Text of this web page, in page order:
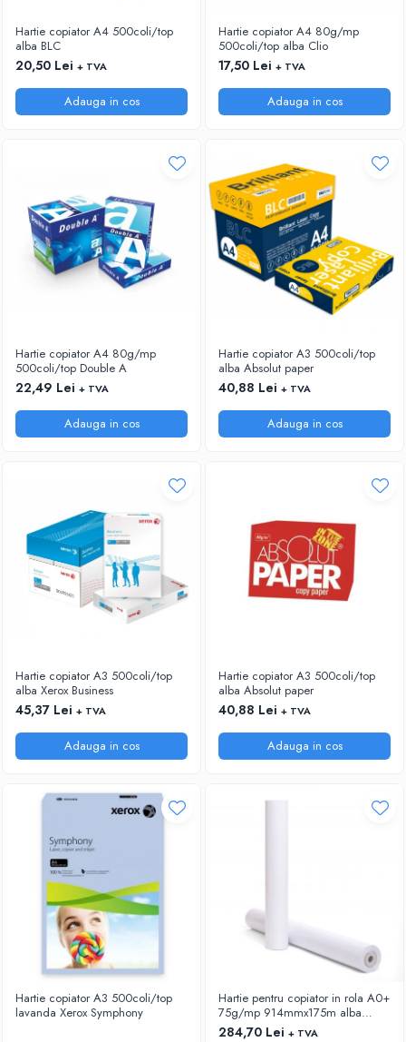
PLICURI PENTRU CORESPONDENTA,
DOCUMENTE & SPECIALE
CUBURI DIN HARTIE & CUBURI NOTES
ACCESORII PENTRU BIROU
CAPSATOARE & DECAPSATOARE
CAPSE & SUPORTURI
TAVITE & SUPORT PENTRU
DOCUMENTE
SUPORT ACCESORII PENTRU SCRIS
FOARFECI
CUTTERE
ACCESORII PRINDERE
TUS/TUSIRE & STAMPILE
SUPERIOARA
STILOURI - ROLLERE - PIXURI CU GEL &
SET-URI
PIXURI CU MECANISM
PIXURI FARA MECANISM
MARKERE PERMANENTE
MARKERE SPECIALE
TEXTMARKERE
CREIOANE MECANICE & REZERVE
INSTRUMENTE PENTRU CORECTURA
COMUNICARE & PREZENTARE
FLIPCHART
SISTEME DE AFISARE SI DE
PREZENTARE
TABLE MOBILE
TABLE DE CONFERINTA
VIDEOPROIECTOARE
ECRANE DE PROTECTIE SI ACCESORII
MANUSI NITRIL NEPUDRATE
Hartie copiator A4 500coli/top
alba BLC
20,50 Lei + TVA
Adauga in cos
Hartie copiator A4 80g/mp
500coli/top alba Clio
17,50 Lei + TVA
Adauga in cos
Hartie copiator A4 80g/mp
500coli/top Double A
22,49 Lei + TVA
Adauga in cos
Hartie copiator A3 500coli/top
alba Absolut paper
40,88 Lei + TVA
Adauga in cos
Hartie copiator A3 500coli/top
alba Xerox Business
45,37 Lei + TVA
Adauga in cos
Hartie copiator A3 500coli/top
alba Absolut paper
40,88 Lei + TVA
Adauga in cos
Hartie copiator A3 500coli/top
lavanda Xerox Symphony
Hartie pentru copiator in rola A0+
75g/mp 914mmx175m alba
Xerox
284,70 Lei + TVA